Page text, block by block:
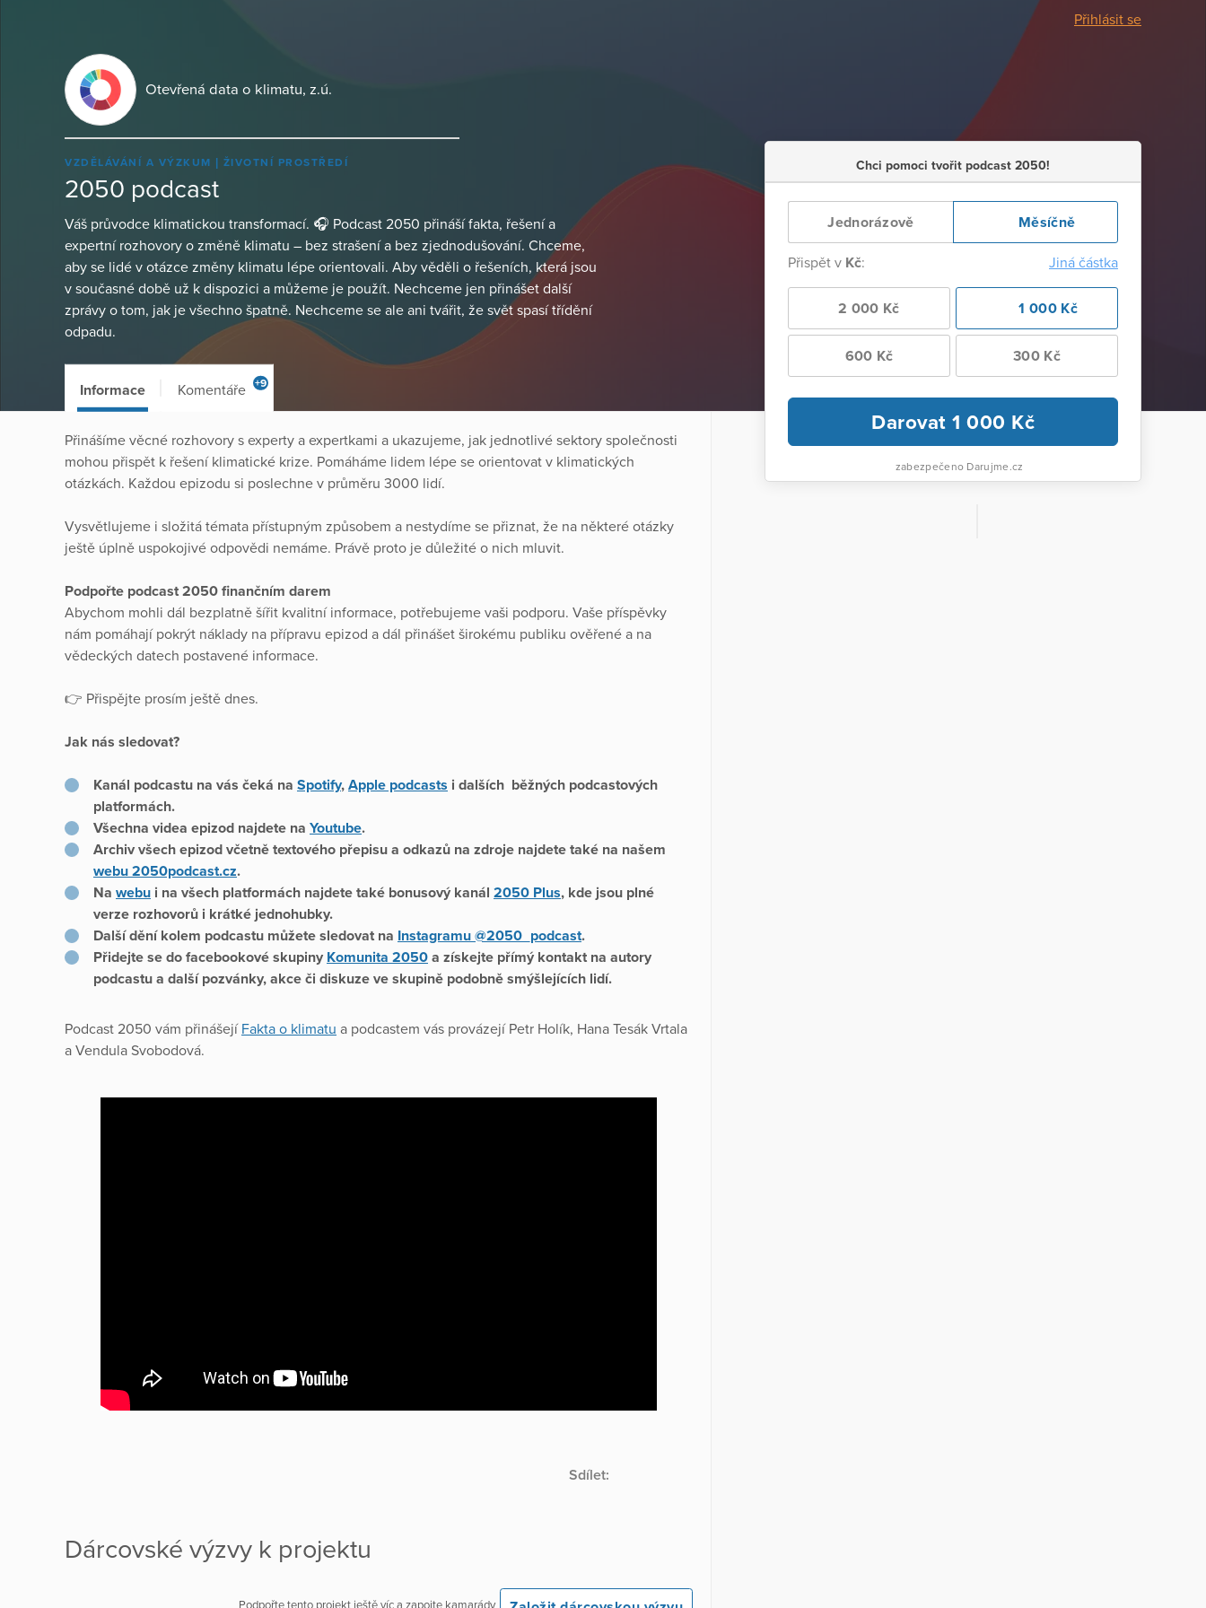
Přihlásit se
Otevřená data o klimatu, z.ú.
VZDĚLÁVÁNÍ A VÝZKUM ŽIVOTNÍ PROSTŘEDÍ
2050 podcast
Váš průvodce klimatickou transformací. 🎧 Podcast 2050 přináší fakta, řešení a
expertní rozhovory o změně klimatu – bez strašení a bez zjednodušování. Chceme,
aby se lidé v otázce změny klimatu lépe orientovali. Aby věděli o řešeních, která jsou
v současné době už k dispozici a můžeme je použít. Nechceme jen přinášet další
zprávy o tom, jak je všechno špatně. Nechceme se ale ani tvářit, že svět spasí třídění
odpadu.
Chci pomoci tvořit podcast 2050!
Jednorázově Měsíčně
Přispět v Kč: Jiná částka
2 000 Kč 1 000 Kč
600 Kč 300 Kč
Darovat 1 000 Kč
zabezpečeno Darujme.cz
Informace Komentáře +9
Přinášíme věcné rozhovory s experty a expertkami a ukazujeme, jak jednotlivé sektory společnosti
mohou přispět k řešení klimatické krize. Pomáháme lidem lépe se orientovat v klimatických
otázkách. Každou epizodu si poslechne v průměru 3000 lidí.
Vysvětlujeme i složitá témata přístupným způsobem a nestydíme se přiznat, že na některé otázky
ještě úplně uspokojivé odpovědi nemáme. Právě proto je důležité o nich mluvit.
Podpořte podcast 2050 finančním darem
Abychom mohli dál bezplatně šířit kvalitní informace, potřebujeme vaši podporu. Vaše příspěvky
nám pomáhají pokrýt náklady na přípravu epizod a dál přinášet širokému publiku ověřené a na
vědeckých datech postavené informace.
👉 Přispějte prosím ještě dnes.
Jak nás sledovat?
Kanál podcastu na vás čeká na Spotify, Apple podcasts i dalších běžných podcastových
platformách.
Všechna videa epizod najdete na Youtube.
Archiv všech epizod včetně textového přepisu a odkazů na zdroje najdete také na našem
webu 2050podcast.cz.
Na webu i na všech platformách najdete také bonusový kanál 2050 Plus, kde jsou plné
verze rozhovorů i krátké jednohubky.
Další dění kolem podcastu můžete sledovat na Instagramu @2050_podcast.
Přidejte se do facebookové skupiny Komunita 2050 a získejte přímý kontakt na autory
podcastu a další pozvánky, akce či diskuze ve skupině podobně smýšlejících lidí.
Podcast 2050 vám přinášejí Fakta o klimatu a podcastem vás provázejí Petr Holík, Hana Tesák Vrtala
a Vendula Svobodová.
Sdílet:
Dárcovské výzvy k projektu